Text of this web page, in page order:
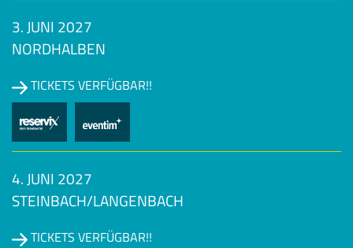
3. JUNI 2027
NORDHALBEN
TICKETS VERFÜGBAR!!
4. JUNI 2027
STEINBACH/LANGENBACH
TICKETS VERFÜGBAR!!